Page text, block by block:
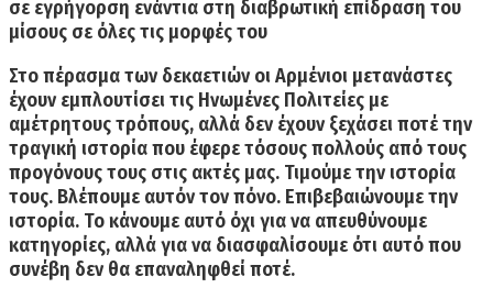
σε εγρήγορση ενάντια στη διαβρωτική επίδραση του
μίσους σε όλες τις μορφές του
Στο πέρασμα των δεκαετιών οι Αρμένιοι μετανάστες
έχουν εμπλουτίσει τις Ηνωμένες Πολιτείες με
αμέτρητους τρόπους, αλλά δεν έχουν ξεχάσει ποτέ την
τραγική ιστορία που έφερε τόσους πολλούς από τους
προγόνους τους στις ακτές μας. Τιμούμε την ιστορία
τους. Βλέπουμε αυτόν τον πόνο. Επιβεβαιώνουμε την
ιστορία. Το κάνουμε αυτό όχι για να απευθύνουμε
κατηγορίες, αλλά για να διασφαλίσουμε ότι αυτό που
συνέβη δεν θα επαναληφθεί ποτέ.